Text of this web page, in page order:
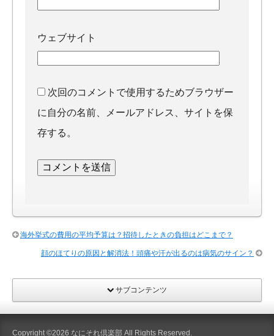
ウェブサイト
次回のコメントで使用するためブラウザー
に自分の名前、メールアドレス、サイトを保
存する。
海外挙式の費用の平均予算は？招待したときの負担はどこまで？
顔のほてりの原因と解消法！頭痛や汗が出るのは病気のサイン？
サブコンテンツ
Copyright ©2026 なにそれ倶楽部 All Rights Reserved.